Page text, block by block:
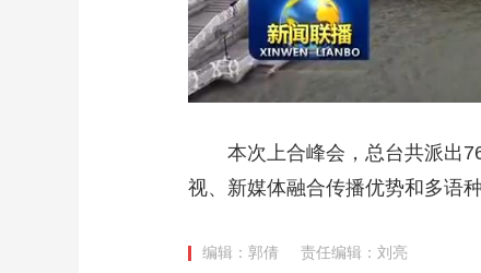
本次上合峰会，总台共派出
视、新媒体融合传播优势和多语
编辑：郭倩 责任编辑：刘亮